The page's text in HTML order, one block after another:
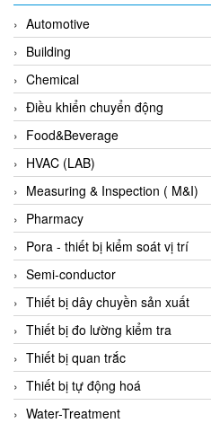
Donghwa Valve
Dongkun
Dosing Pump
DR. NEUMANN Peltier-Technik
Driesen Kern
Dropsa Vietnam
Druck
DSTI
DUCATI
Duclean
Dukin Besko
Dunkermotoren
Durag
Dwyer
DYH
Automotive
Building
Chemical
Điều khiển chuyển động
Food&Beverage
HVAC (LAB)
Measuring & Inspection ( M&I)
Pharmacy
Pora - thiết bị kiểm soát vị trí
Semi-conductor
Thiết bị dây chuyền sản xuất
Thiết bị đo lường kiểm tra
Thiết bị quan trắc
Thiết bị tự động hoá
Water-Treatment